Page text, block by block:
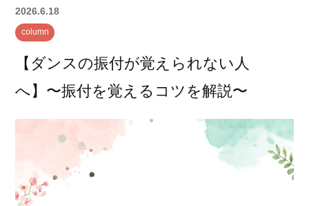
2026.6.18
column
【ダンスの振付が覚えられない人
へ】〜振付を覚えるコツを解説〜